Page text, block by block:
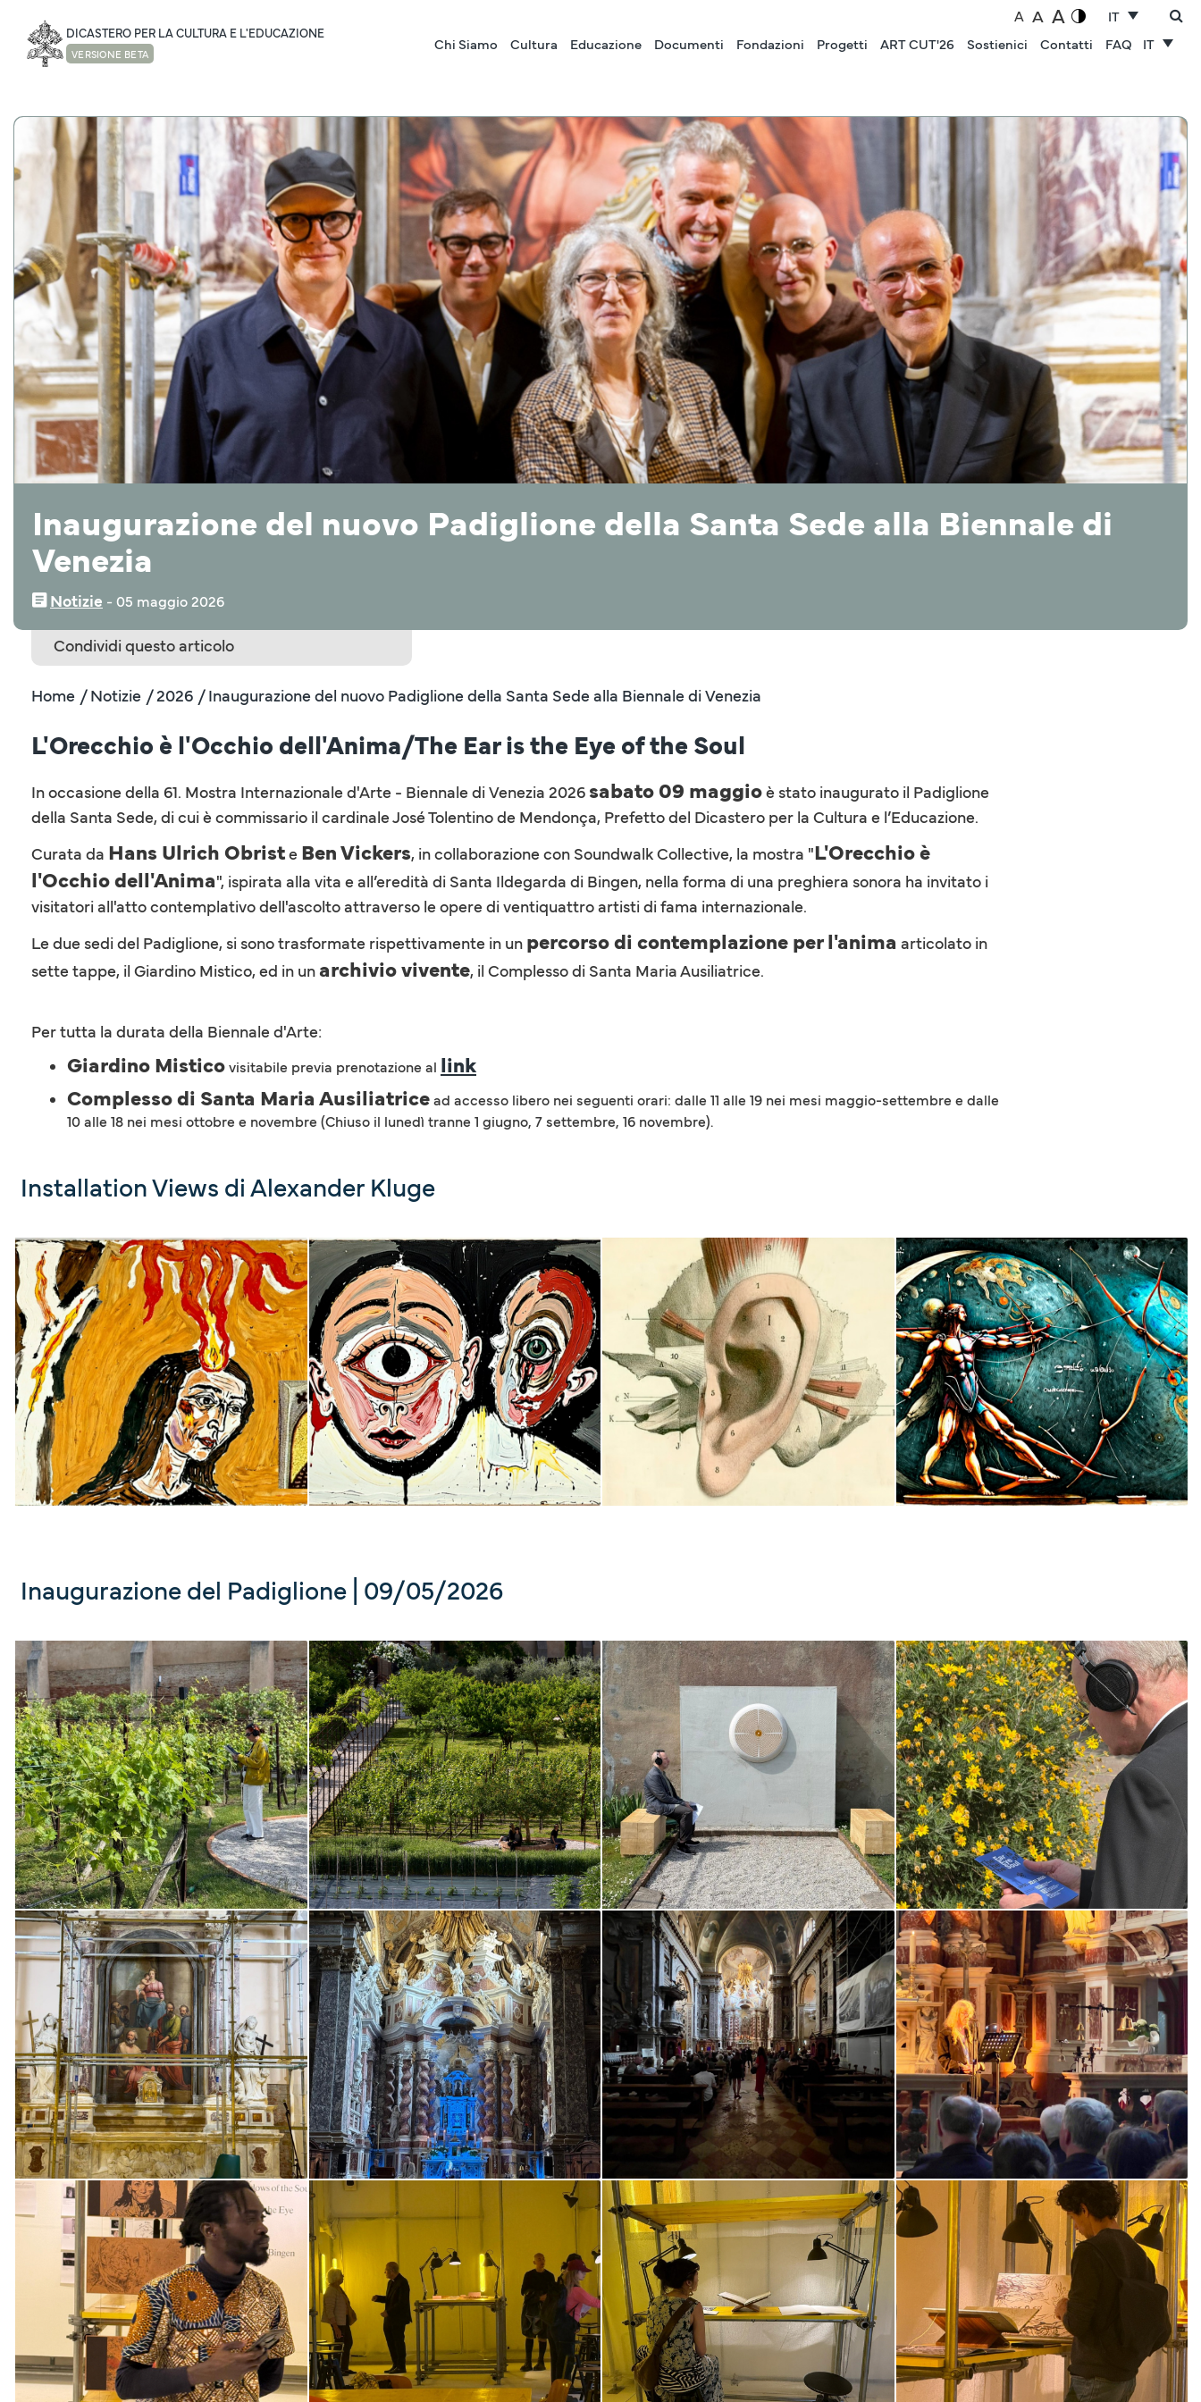
DICASTERO PER LA CULTURA E L'EDUCAZIONE
VERSIONE BETA
A A A
IT
Chi Siamo
Cultura Educazione Documenti Fondazioni Progetti ART CUT'26 Sostienici Contatti FAQ IT
NOTIZIE
Inaugurazione del nuovo Padiglione della Santa Sede alla Biennale di
Venezia
Notizie ‒ 05 maggio 2026
Condividi questo articolo
Home / Notizie / 2026 / Inaugurazione del nuovo Padiglione della Santa Sede alla Biennale di Venezia
L'Orecchio è l'Occhio dell'Anima/The Ear is the Eye of the Soul
In occasione della 61. Mostra Internazionale d'Arte - Biennale di Venezia 2026 sabato 09 maggioè stato inaugurato il Padiglione
della Santa Sede, di cui è commissario il cardinale José Tolentino de Mendonça, Prefetto del Dicastero per la Cultura e l’Educazione.
Curata da Hans Ulrich Obriste Ben Vickers, in collaborazione con Soundwalk Collective, la mostra "L'Orecchio è
l'Occhio dell'Anima", ispirata alla vita e all’eredità di Santa Ildegarda di Bingen, nella forma di una preghiera sonora ha invitato i
visitatori all'atto contemplativo dell'ascolto attraverso le opere di ventiquattro artisti di fama internazionale.
Le due sedi del Padiglione, si sono trasformate rispettivamente in un percorso di contemplazione per l'anima articolato in
sette tappe, il Giardino Mistico, ed in unarchivio vivente, il Complesso di Santa Maria Ausiliatrice.
Per tutta la durata della Biennale d'Arte:
Giardino Misticovisitabile previa prenotazione al link
Complesso di Santa Maria Ausiliatricead accesso libero nei seguenti orari: dalle 11 alle 19 nei mesi maggio-settembre e dalle
10 alle 18 nei mesi ottobre e novembre (Chiuso il lunedì tranne 1 giugno, 7 settembre, 16 novembre).
Installation Views di Alexander Kluge
Inaugurazione del Padiglione | 09/05/2026